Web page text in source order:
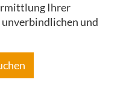
Ihrer
und